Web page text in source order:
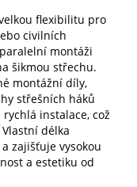
flexibilitu pro
civilních
montáži
šikmou střechu.
montážní díly,
střešních háků
instalace, což
délka
zajišťuje vysokou
a estetiku od